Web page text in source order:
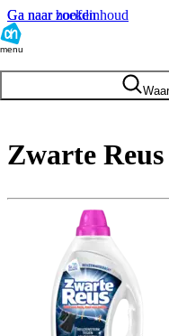
Ga naar hoofdinhoud
Ga naar zoeken
menu
Zwarte Reus